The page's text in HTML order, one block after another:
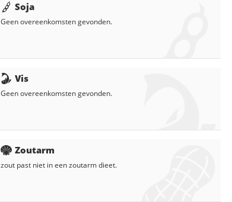
Soja
Geen overeenkomsten gevonden.
Vis
Geen overeenkomsten gevonden.
Zoutarm
zout past niet in een zoutarm dieet.